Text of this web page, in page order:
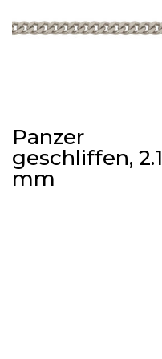
Panzer
geschliffen, 2.1
mm